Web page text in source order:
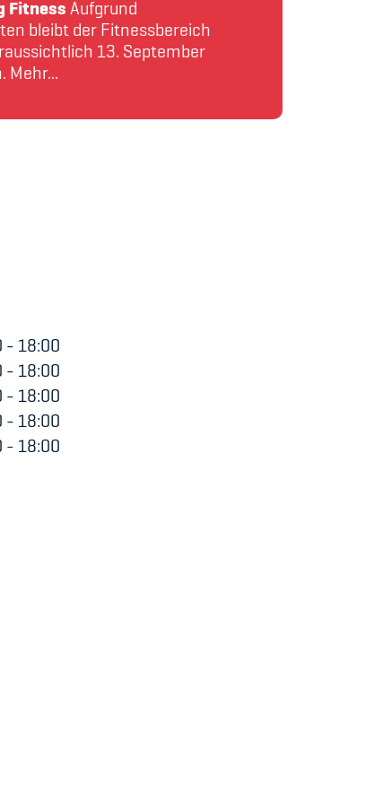
Fitness Aufgrund
bleibt der Fitnessbereich
13. September
Mehr...
- 18:00
- 18:00
- 18:00
- 18:00
- 18:00